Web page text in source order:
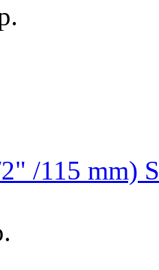
/115 mm)